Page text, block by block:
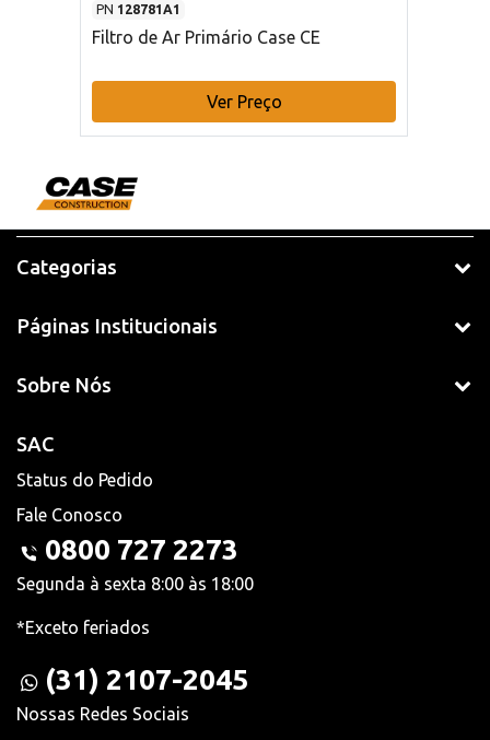
PN 128781A1
Filtro de Ar Primário Case CE
Ver Preço
Categorias
Páginas Institucionais
Sobre Nós
SAC
Status do Pedido
Fale Conosco
0800 727 2273
Segunda à sexta 8:00 às 18:00
*Exceto feriados
(31) 2107-2045
Nossas Redes Sociais